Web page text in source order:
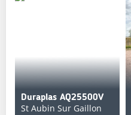
Duraplas AQ25500V
St Aubin Sur Gaillon